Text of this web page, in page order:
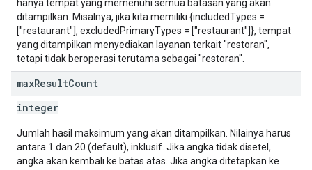
hanya tempat yang memenuhi semua batasan yang akan
ditampilkan. Misalnya, jika kita memiliki {includedTypes =
["restaurant"], excludedPrimaryTypes = ["restaurant"]}, tempat
yang ditampilkan menyediakan layanan terkait "restoran",
tetapi tidak beroperasi terutama sebagai "restoran".
maxResultCount
integer
Jumlah hasil maksimum yang akan ditampilkan. Nilainya harus
antara 1 dan 20 (default), inklusif. Jika angka tidak disetel,
angka akan kembali ke batas atas. Jika angka ditetapkan ke